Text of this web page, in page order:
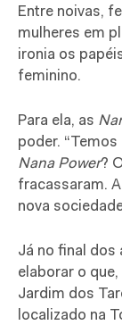
Entre noivas,
mulheres em
ironia os
feminino.
Para ela, as
poder. “Temos
Nana Power?
fracassaram.
nova
Já no final dos
elaborar o
Jardim dos
localizado na